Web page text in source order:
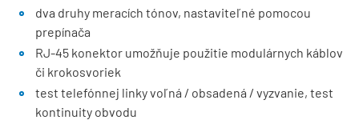
dva druhy meracích tónov, nastaviteľné pomocou
prepínača
RJ-45 konektor umožňuje použitie modulárnych káblov
či krokosvoriek
test telefónnej linky voľná / obsadená / vyzvanie, test
kontinuity obvodu